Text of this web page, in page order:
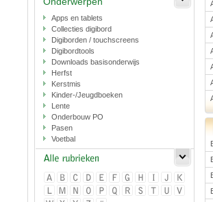
Apps en tablets
Collecties digibord
Digiborden / touchscreens
Digibordtools
Downloads basisonderwijs
Herfst
Kerstmis
Kinder-/Jeugdboeken
Lente
Onderbouw PO
Pasen
Voetbal